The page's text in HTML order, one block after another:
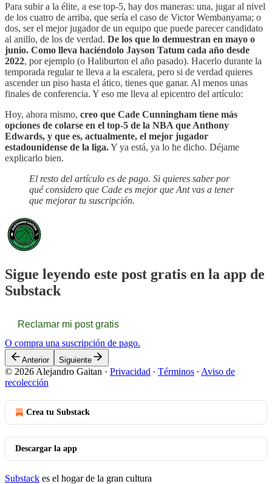
Para subir a la élite, a ese top-5, hay dos maneras: una, jugar al nivel
de los cuatro de arriba, que sería el caso de Victor Wembanyama; o
dos, ser el mejor jugador de un equipo que puede parecer candidato
al anillo, de los de verdad. De los que lo demuestran en mayo o
junio. Como lleva haciéndolo Jayson Tatum cada año desde
2022, por ejemplo (o Haliburton el año pasado). Hacerlo durante la
temporada regular te lleva a la escalera, pero si de verdad quieres
ascender un piso hasta el ático, tienes que ganar. Al menos unas
finales de conferencia. Y eso me lleva al epicentro del artículo:
Hoy, ahora mismo, creo que Cade Cunningham tiene más
opciones de colarse en el top-5 de la NBA que Anthony
Edwards, y que es, actualmente, el mejor jugador
estadounidense de la liga.Y ya está, ya lo he dicho. Déjame
explicarlo bien.
El resto del artículo es de pago. Si quieres saber por
qué considero que Cade es mejor que Ant vas a tener
que mejorar tu suscripción.
Sigue leyendo este post gratis en la app de
Substack
Reclamar mi post gratis
O compra una suscripción de pago.
Anterior Siguiente
© 2026 Alejandro Gaitan · Privacidad ∙ Términos ∙ Aviso de
recolección
Crea tu Substack
Descargar la app
Substack es el hogar de la gran cultura